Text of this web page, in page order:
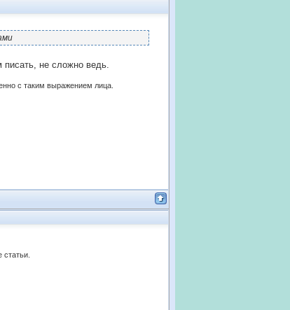
писать, не сложно ведь.
с таким выражением лица.